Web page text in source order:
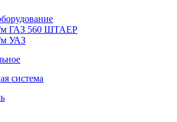
м ГАЗ 560 ШТАЕР
м УАЗ
система